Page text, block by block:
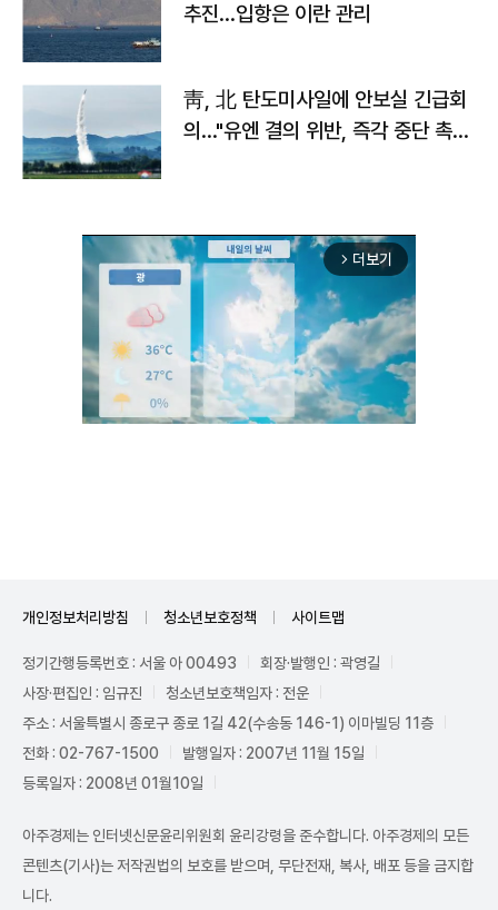
추진…입항은 이란 관리
靑, 北 탄도미사일에 안보실 긴급회
의…"유엔 결의 위반, 즉각 중단 촉
arrow_forward_ios 더보기
개인정보처리방침 청소년보호정책 사이트맵
정기간행등록번호 : 서울 아 00493
회장·발행인 : 곽영길
사장·편집인 : 임규진
청소년보호책임자 : 전운
주소 : 서울특별시 종로구 종로 1길 42(수송동 146-1) 이마빌딩 11층
전화 : 02-767-1500
발행일자 : 2007년 11월 15일
등록일자 : 2008년 01월10일
아주경제는 인터넷신문윤리위원회 윤리강령을 준수합니다. 아주경제의 모든
콘텐츠(기사)는 저작권법의 보호를 받으며, 무단전재, 복사, 배포 등을 금지합
니다.